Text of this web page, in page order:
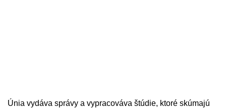
Únia vydáva správy a vypracováva štúdie, ktoré skúmajú